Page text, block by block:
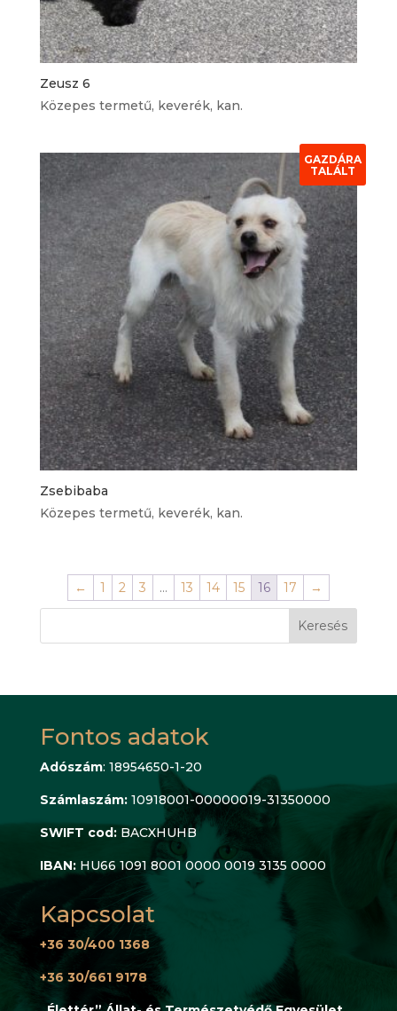
Zeusz 6
Közepes termetű, keverék, kan.
GAZDÁRA
TALÁLT
Zsebibaba
Közepes termetű, keverék, kan.
← 1 2 3 … 13 14 15 16 17 →
Keresés
Fontos adatok
Adószám: 18954650-1-20
Számlaszám: 10918001-00000019-31350000
SWIFT cod: BACXHUHB
IBAN: HU66 1091 8001 0000 0019 3135 0000
Kapcsolat
+36 30/400 1368
+36 30/661 9178